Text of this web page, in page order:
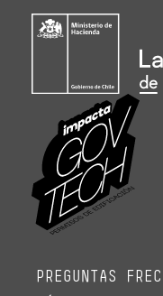
PREGUNTAS